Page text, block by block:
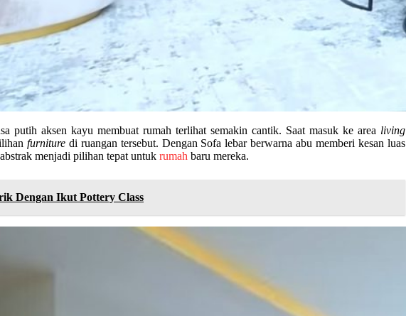
putih aksen kayu membuat rumah terlihat semakin cantik. Saat masuk ke area living
furniture di ruangan tersebut. Dengan Sofa lebar berwarna abu memberi kesan luas
menjadi pilihan tepat untuk rumah baru mereka.
Dengan Ikut Pottery Class